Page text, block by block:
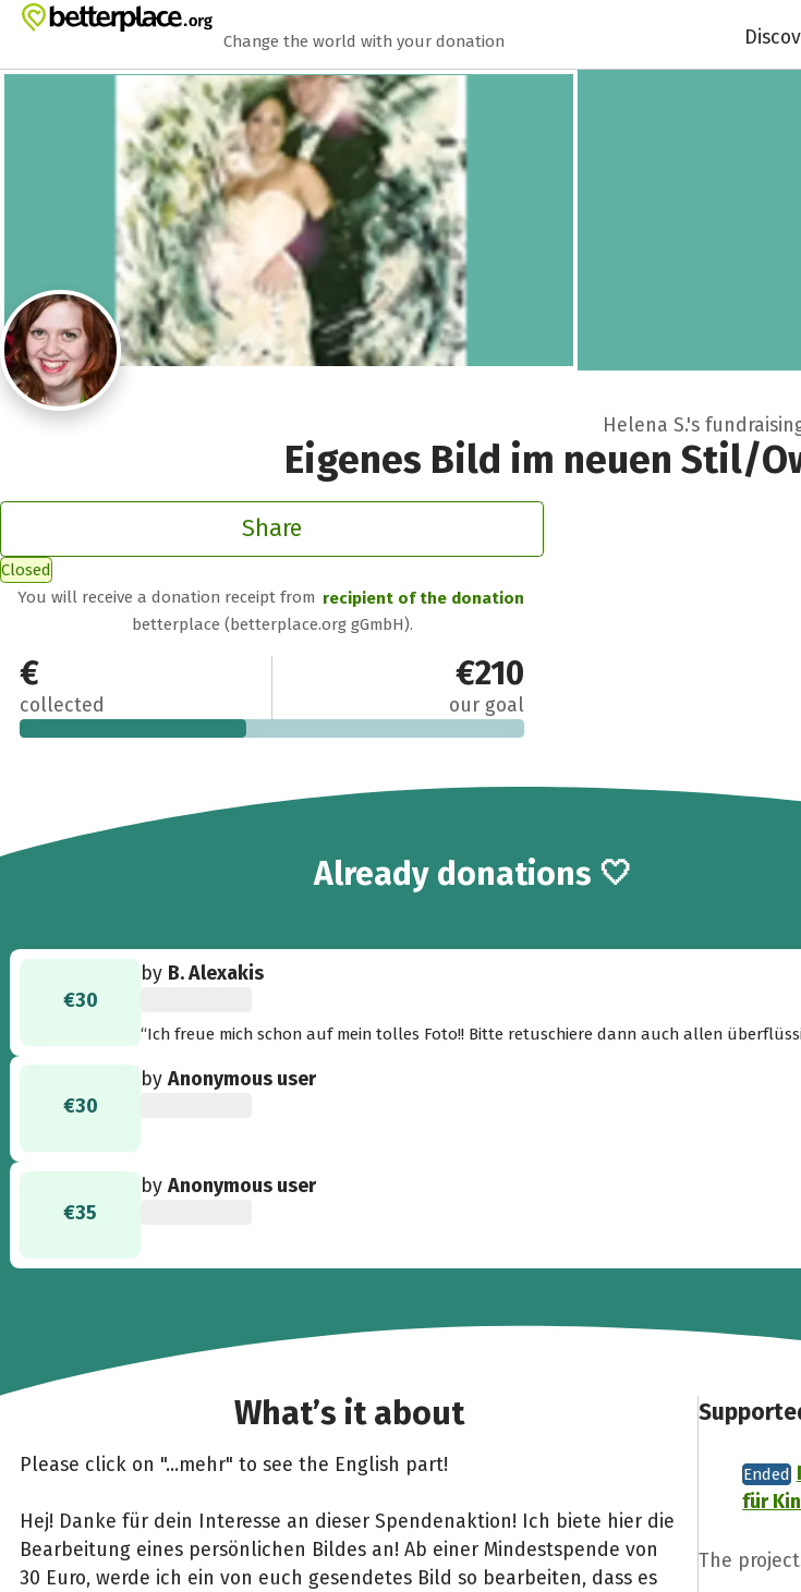
Zum Hauptinhalt springen
Erklärung zur Barrierefreiheit anzeigen
Change the world with your donation
Helena S.'s
Eigenes Bild im neuen Stil/
Share
Closed
You will receive a donation receipt from recipient of the donation
betterplace (betterplace.org gGmbH).
€95
collected
€210
our goal
Already 3
donations 🤍
€30
by B. Alexakis
“Ich freue mich schon auf mein tolles Foto!! Bitte retuschiere dann auch allen
€30
byAnonymous user
€35
byAnonymous user
What’s it about
Please click on "...mehr" to see the English part!
Hej! Danke für dein Interesse an dieser Spendenaktion! Ich biete hier die
Bearbeitung eines persönlichen Bildes an! Ab einer Mindestspende von
30 Euro, werde ich ein von euch gesendetes Bild so bearbeiten, dass es
Ended
für
The